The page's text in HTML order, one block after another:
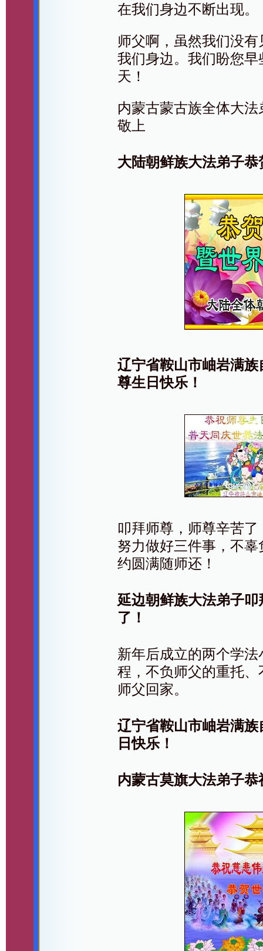
在我们身边不断出现。
师父啊，虽然我们没
我们身边。我们盼您
天！
内蒙古蒙古族全体大
敬上
大陆朝鲜族大法弟子
辽宁省鞍山市岫岩满
尊生日快乐！
叩拜师尊，师尊辛苦
努力做好三件事，不
约圆满随师还！
延边朝鲜族大法弟子
了！
新年后成立的两个学
程，不负师父的重托
师父回家。
辽宁省鞍山市岫岩满
日快乐！
内蒙古莫旗大法弟子